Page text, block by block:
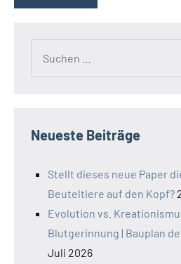
Neueste Beiträge
Stellt dieses neue Paper
Beuteltiere auf den Kopf?
Evolution vs.
Blutgerinnung | Bauplan
Juli 2026